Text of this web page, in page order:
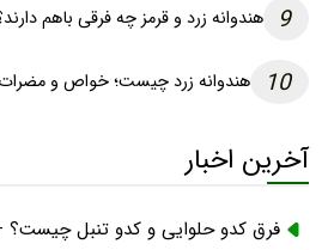
9 هندوانه زرد و قرمز چه فرقی باهم
10 هندوانه زرد چیست؛ خواص و مضرات
آخرین اخبار
فرق کدو حلوایی و کدو تنبل